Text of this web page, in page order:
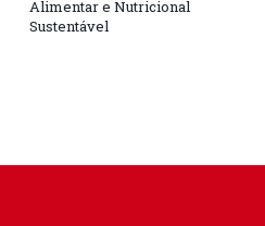
Alimentar e Nutricional
Sustentável